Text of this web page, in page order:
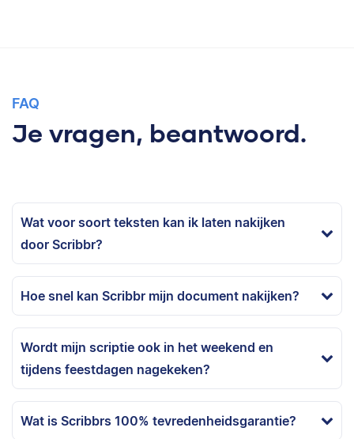
FAQ
Je vragen, beantwoord.
Wat voor soort teksten kan ik laten nakijken
door Scribbr?
Hoe snel kan Scribbr mijn document nakijken?
Wordt mijn scriptie ook in het weekend en
tijdens feestdagen nagekeken?
Wat is Scribbrs 100% tevredenheidsgarantie?